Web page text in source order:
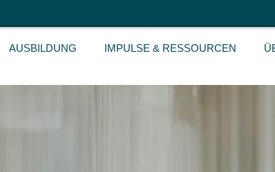
AUSBILDUNG IMPULSE & RESSOURCEN